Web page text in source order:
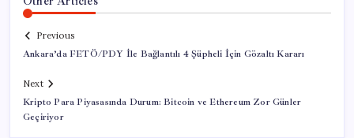
Previous
Ankara’da FETÖ/PDY İle Bağlantılı 4 Şüpheli İçin Gözaltı Kararı
Next
Kripto Para Piyasasında Durum: Bitcoin ve Ethereum Zor Günler
Geçiriyor